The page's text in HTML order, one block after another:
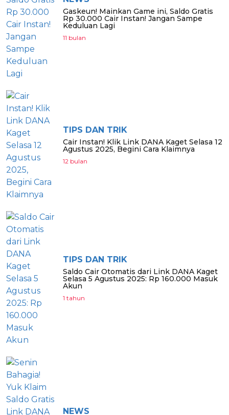
Gaskeun! Mainkan Game ini, Saldo Gratis
Rp 30.000 Cair Instan! Jangan Sampe
Keduluan Lagi
11 bulan
TIPS DAN TRIK
Cair Instan! Klik Link DANA Kaget Selasa 12
Agustus 2025, Begini Cara Klaimnya
12 bulan
TIPS DAN TRIK
Saldo Cair Otomatis dari Link DANA Kaget
Selasa 5 Agustus 2025: Rp 160.000 Masuk
Akun
1 tahun
NEWS